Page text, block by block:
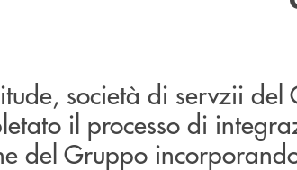
società di servzii del
il processo di
del Gruppo